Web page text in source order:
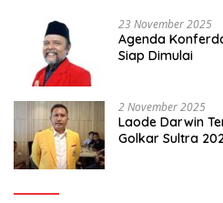
23 November 2025
Agenda
Siap Dimulai
2 November 2025
Laode Darwin
Golkar Sultra